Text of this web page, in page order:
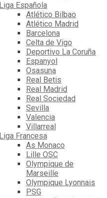
Liga Española
Atlético Bilbao
Atlético Madrid
Barcelona
Celta de Vigo
Deportivo La Coruña
Espanyol
Osasuna
Real Betis
Real Madrid
Real Sociedad
Sevilla
Valencia
Villarreal
Liga Francesa
As Monaco
Lille OSC
Olympique de
Marseille
Olympique Lyonnais
PSG